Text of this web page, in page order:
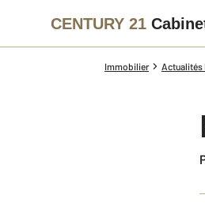
CENTURY 21
Immobilier Actualités